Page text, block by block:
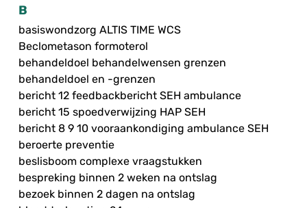
B
basiswondzorg ALTIS TIME WCS
Beclometason formoterol
behandeldoel behandelwensen grenzen
behandeldoel en -grenzen
bericht 12 feedbackbericht SEH ambulance
bericht 15 spoedverwijzing HAP SEH
bericht 8 9 10 vooraankondiging ambulance SEH
beroerte preventie
beslisboom complexe vraagstukken
bespreking binnen 2 weken na ontslag
bezoek binnen 2 dagen na ontslag